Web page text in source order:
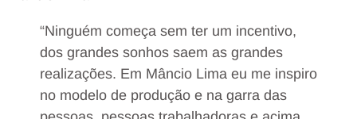
“Ninguém começa sem ter um incentivo,
dos grandes sonhos saem as grandes
realizações. Em Mâncio Lima eu me inspiro
no modelo de produção e na garra das